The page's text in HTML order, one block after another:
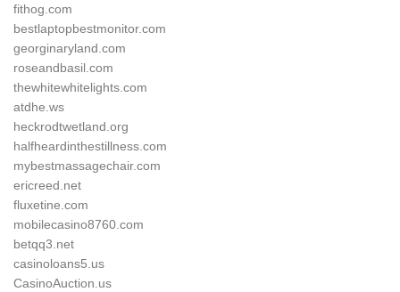
fithog.com
bestlaptopbestmonitor.com
georginaryland.com
roseandbasil.com
thewhitewhitelights.com
atdhe.ws
heckrodtwetland.org
halfheardinthestillness.com
mybestmassagechair.com
ericreed.net
fluxetine.com
mobilecasino8760.com
betqq3.net
casinoloans5.us
CasinoAuction.us